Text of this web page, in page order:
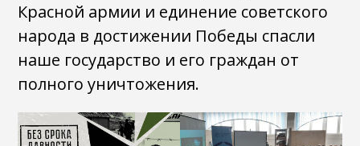
Красной армии и единение советского
народа в достижении Победы спасли
наше государство и его граждан от
полного уничтожения.